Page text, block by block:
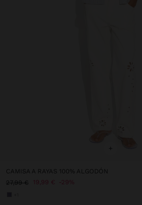
+
CAMISA A RAYAS 100% ALGODÓN
27,99 €
19,99 € 29%